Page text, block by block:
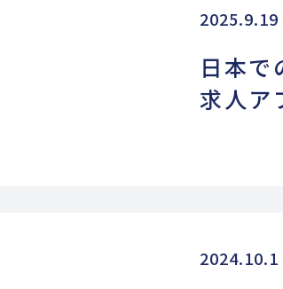
2025.9.19
日本
求人ア
2024.10.1